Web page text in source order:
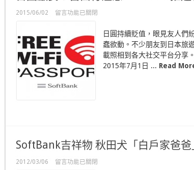
員〉
中
2015/06/02
在
激
安！
自
由
行
意
費
WiFi
用〉
留言功能已關閉
日圓持續貶值，眼見友人們
蠢欲動。不少朋友到日本旅
載照相到各大社交平台分享
2015年7月1日 ... Read
SoftBank吉祥物 秋田犬「白戶家爸爸
2012/03/06
在
留言功能已關閉